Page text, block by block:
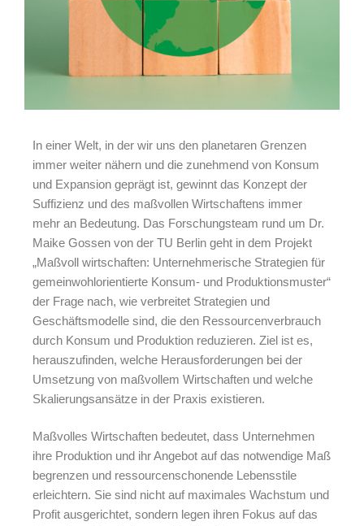
In einer Welt, in der wir uns den planetaren Grenzen
immer weiter nähern und die zunehmend von Konsum
und Expansion geprägt ist, gewinnt das Konzept der
Suffizienz und des maßvollen Wirtschaftens immer
mehr an Bedeutung. Das Forschungsteam rund um Dr.
Maike Gossen von der TU Berlin geht in dem Projekt
„Maßvoll wirtschaften: Unternehmerische Strategien für
gemeinwohlorientierte Konsum- und Produktionsmuster“
der Frage nach, wie verbreitet Strategien und
Geschäftsmodelle sind, die den Ressourcenverbrauch
durch Konsum und Produktion reduzieren. Ziel ist es,
herauszufinden, welche Herausforderungen bei der
Umsetzung von maßvollem Wirtschaften und welche
Skalierungsansätze in der Praxis existieren.
Maßvolles Wirtschaften bedeutet, dass Unternehmen
ihre Produktion und ihr Angebot auf das notwendige Maß
begrenzen und ressourcenschonende Lebensstile
erleichtern. Sie sind nicht auf maximales Wachstum und
Profit ausgerichtet, sondern legen ihren Fokus auf das